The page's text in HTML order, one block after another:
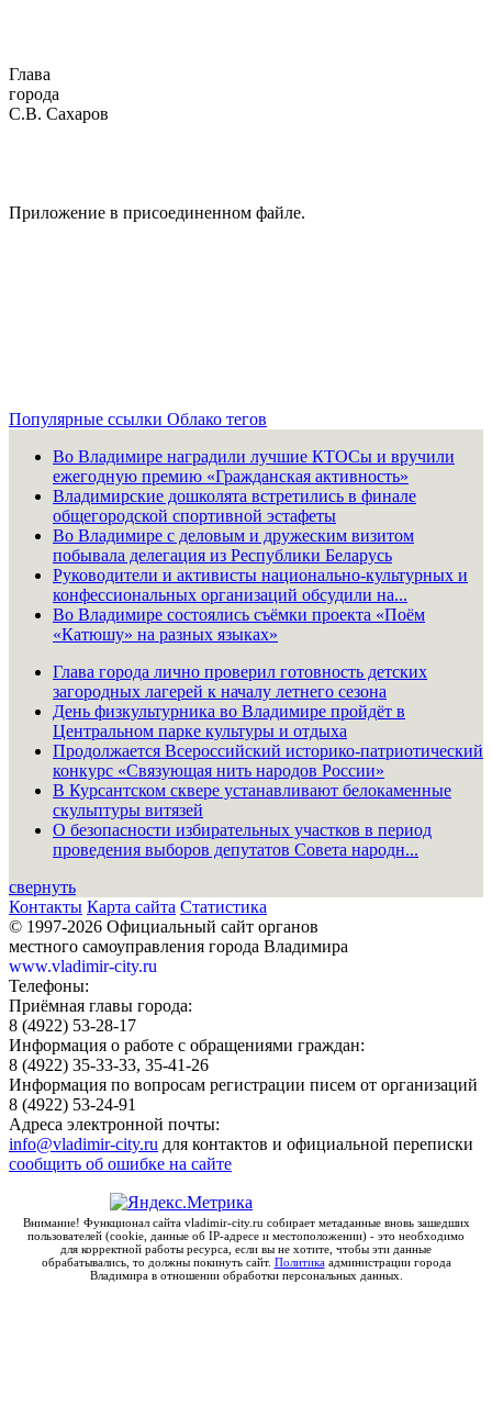
Глава
С.В. Сахаров
Приложение в присоединенном файле.
Популярные ссылки Облако тегов
Во Владимире наградили лучшие КТОСы и вручили
ежегодную премию «Гражданская активность»
Владимирские дошколята встретились в финале
общегородской спортивной эстафеты
Во Владимире с деловым и дружеским визитом
побывала делегация из Республики Беларусь
Руководители и активисты национально-культурных и
конфессиональных организаций обсудили на...
Во Владимире состоялись съёмки проекта «Поём
«Катюшу» на разных языках»
Глава города лично проверил готовность детских
загородных лагерей к началу летнего сезона
День физкультурника во Владимире пройдёт в
Центральном парке культуры и отдыха
Продолжается Всероссийский историко-патриотический
конкурс «Связующая нить народов России»
В Курсантском сквере устанавливают белокаменные
скульптуры витязей
О безопасности избирательных участков в период
проведения выборов депутатов Совета народн...
свернуть
Контакты Карта сайта Статистика
© 1997-2026 Официальный сайт органов
местного самоуправления города Владимира
www.vladimir-city.ru
Телефоны:
Приёмная главы города:
8 (4922) 53-28-17
Информация о работе с обращениями граждан:
8 (4922) 35-33-33, 35-41-26
Информация по вопросам регистрации писем от организаций
8 (4922) 53-24-91
Адреса электронной почты:
info@vladimir-city.ru для контактов и официальной переписки
сообщить об ошибке на сайте
Внимание! Функционал сайта vladimir-city.ru собирает метаданные вновь зашедших
пользователей (cookie, данные об IP-адресе и местоположении) - это необходимо
для корректной работы ресурса, если вы не хотите, чтобы эти данные
обрабатывались, то должны покинуть сайт. Политикаадминистрации города
Владимира в отношении обработки персональных данных.